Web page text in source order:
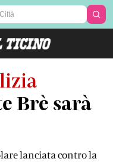
Brè sarà
lanciata contro la